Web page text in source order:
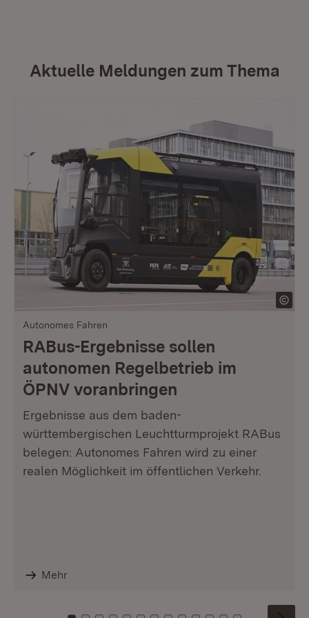
Aktuelle Meldungen zum Thema
Autonomes Fahren
RABus-Ergebnisse sollen
autonomen Regelbetrieb im
ÖPNV voranbringen
Ergebnisse aus dem baden-
württembergischen Leuchtturmprojekt RABus
belegen: Autonomes Fahren wird zu einer
realen Möglichkeit im öffentlichen Verkehr.
Mehr